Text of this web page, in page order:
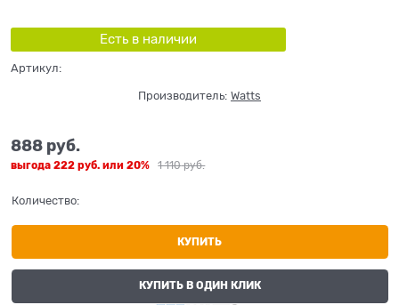
Есть в наличии
Артикул:
Производитель: Watts
1 110 руб.
888 руб.
выгода 222 руб. или 20%
Количество:
КУПИТЬ
КУПИТЬ В ОДИН КЛИК